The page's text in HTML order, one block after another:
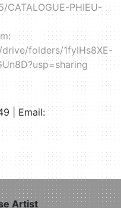
PHIEU-
folders/1fyIHs8XE-
| Email:
Artist